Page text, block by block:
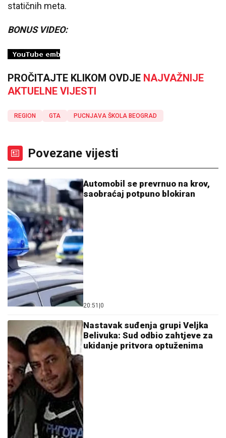
statičnih meta.
BONUS VIDEO:
PROČITAJTE KLIKOM OVDJE NAJVAŽNIJE
AKTUELNE VIJESTI
REGION GTA PUCNJAVA ŠKOLA BEOGRAD
Povezane vijesti
Automobil se prevrnuo na krov,
saobraćaj potpuno blokiran
20:51 0
Nastavak suđenja grupi Veljka
Belivuka: Sud odbio zahtjeve za
ukidanje pritvora optuženima